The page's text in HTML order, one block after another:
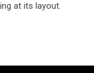
at its layout.